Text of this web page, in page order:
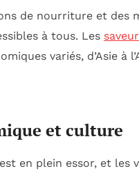
de nourriture et des
à tous. Les
variés, d’Asie
et culture
est en plein essor, et les